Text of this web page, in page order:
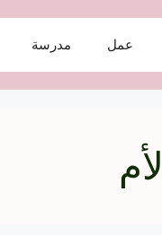
عمل مدرسة